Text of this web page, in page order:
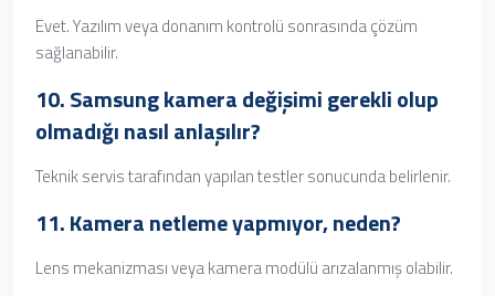
Evet. Yazılım veya donanım kontrolü sonrasında çözüm
sağlanabilir.
10.Samsung kamera değişimigerekli olup
olmadığı nasıl anlaşılır?
Teknik servis tarafından yapılan testler sonucunda belirlenir.
11. Kamera netleme yapmıyor, neden?
Lens mekanizması veya kamera modülü arızalanmış olabilir.